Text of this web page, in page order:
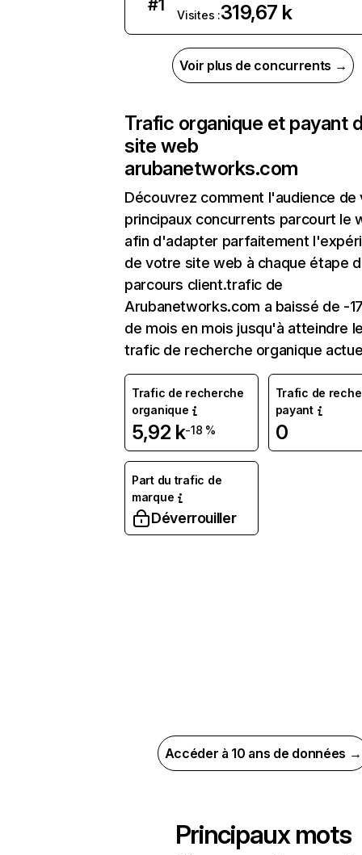
#1
Visites :319,67 k
Voir plus de concurrents →
Trafic organique et payant
site web
arubanetworks.com
Découvrez comment l'audience de
principaux concurrents parcourt le
afin d'adapter parfaitement
de votre site web à chaque étape
parcours client.trafic de
Arubanetworks.com a baissé de -
de mois en mois jusqu'à atteindre
trafic de recherche organique
Trafic de recherche
organique
5,92 k-18 %
Trafic de
payant
0
Part du trafic de
marque
Déverrouiller
Accéder à 10 ans de données →
Principaux mots